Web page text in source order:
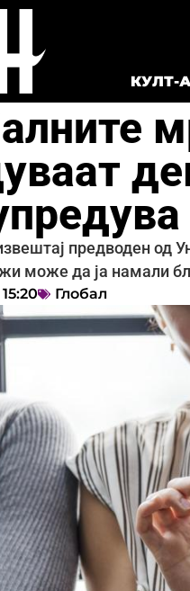
КУЛТ-
предводен од
може да ја намали
15:20 Глобал